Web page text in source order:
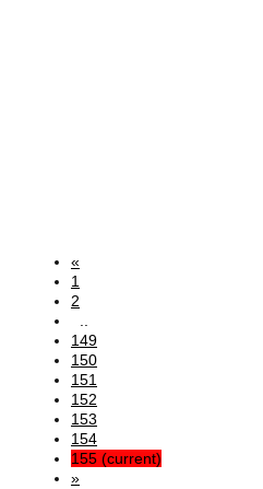
«
1
2
..
149
150
151
152
153
154
155 (current)
»